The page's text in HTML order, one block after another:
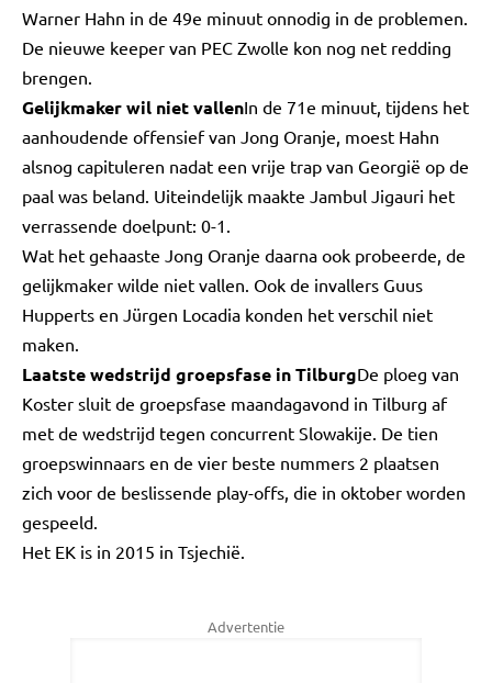
Warner Hahn in de 49e minuut onnodig in de problemen.
De nieuwe keeper van PEC Zwolle kon nog net redding
brengen.
Gelijkmaker wil niet vallenIn de 71e minuut, tijdens het
aanhoudende offensief van Jong Oranje, moest Hahn
alsnog capituleren nadat een vrije trap van Georgië op de
paal was beland. Uiteindelijk maakte Jambul Jigauri het
verrassende doelpunt: 0-1.
Wat het gehaaste Jong Oranje daarna ook probeerde, de
gelijkmaker wilde niet vallen. Ook de invallers Guus
Hupperts en Jürgen Locadia konden het verschil niet
maken.
Laatste wedstrijd groepsfase in TilburgDe ploeg van
Koster sluit de groepsfase maandagavond in Tilburg af
met de wedstrijd tegen concurrent Slowakije. De tien
groepswinnaars en de vier beste nummers 2 plaatsen
zich voor de beslissende play-offs, die in oktober worden
gespeeld.
Het EK is in 2015 in Tsjechië.
Advertentie